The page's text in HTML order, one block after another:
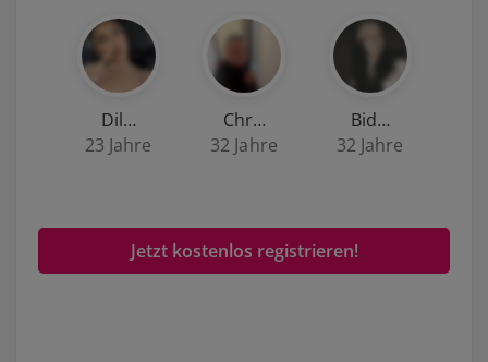
Dil…
23 Jahre
Chr…
32 Jahre
Bid…
32 Jahre
Jetzt kostenlos registrieren!